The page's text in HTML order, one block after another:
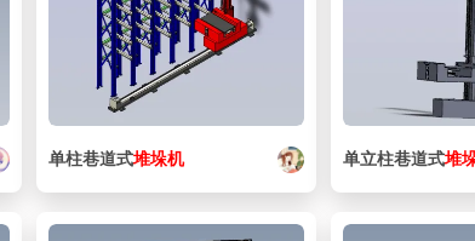
单柱巷道式堆垛机 单立柱巷道式堆